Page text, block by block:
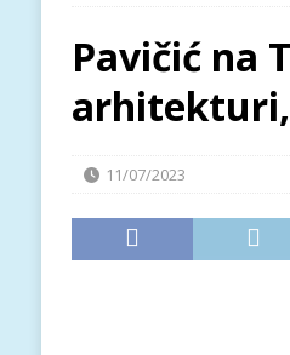
FOKUS
[ 06/08/2026 ]
Pavičić na
11/07/2023